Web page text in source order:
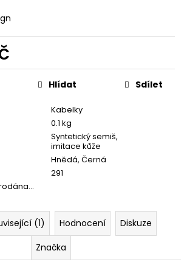
Kabelky
0.1 kg
Syntetický semiš,
imitace kůže
Hnědá, Černá
291
Hlídat Sdílet
(1) Hodnocení
Diskuze
Značka